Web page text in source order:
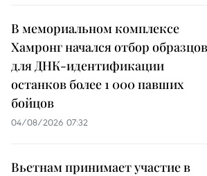
В мемориальном комплексе
Хамронг начался отбор образцов
для ДНК-идентификации
останков более 1 000 павших
бойцов
04/08/2026 07:32
Вьетнам принимает участие в